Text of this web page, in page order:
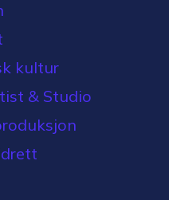
kultur
& Studio